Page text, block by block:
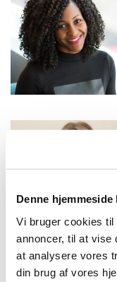
Denne
Vi bruger cookies
annoncer, til at vise
at analysere vores
din brug af vores